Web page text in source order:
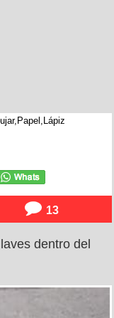
13
dentro del